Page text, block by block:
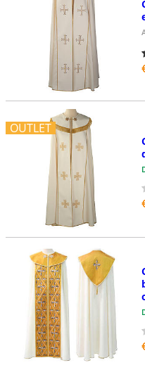
OUTLET